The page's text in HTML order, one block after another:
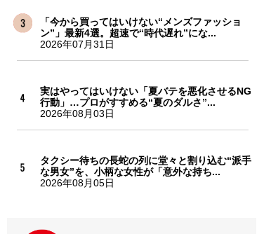
「今から買ってはいけない“メンズファッショ
ン”」最新4選。超速で“時代遅れ”にな...
2026年07月31日
実はやってはいけない「夏バテを悪化させるNG
行動」…プロがすすめる“夏のダルさ”...
2026年08月03日
タクシー待ちの長蛇の列に堂々と割り込む“派手
な男女”を、小柄な女性が「意外な持ち...
2026年08月05日